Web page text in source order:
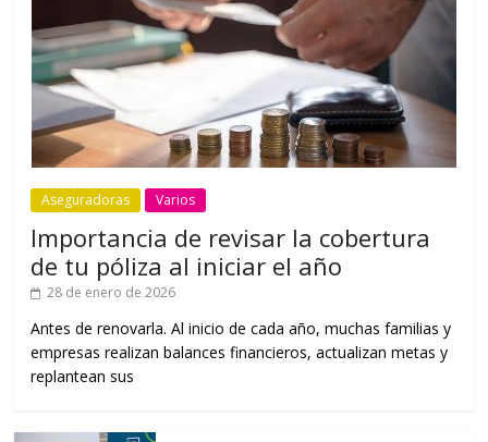
Aseguradoras Varios
Importancia de revisar la cobertura
de tu póliza al iniciar el año
28 de enero de 2026
Antes de renovarla. Al inicio de cada año, muchas familias y
empresas realizan balances financieros, actualizan metas y
replantean sus